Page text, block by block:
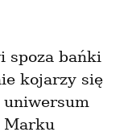
spoza bańki
kojarzy się
uniwersum
Marku